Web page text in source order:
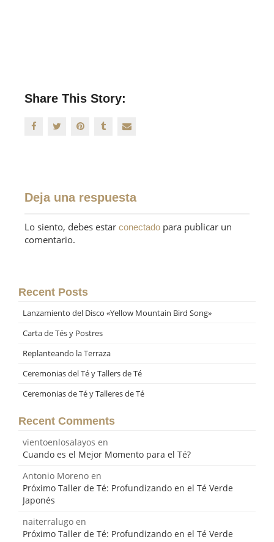
Share This Story:
Deja una respuesta
Lo siento, debes estar conectado para publicar un
comentario.
Recent Posts
Lanzamiento del Disco «Yellow Mountain Bird Song»
Carta de Tés y Postres
Replanteando la Terraza
Ceremonias del Té y Tallers de Té
Ceremonias de Té y Talleres de Té
Recent Comments
vientoenlosalayos en
Cuando es el Mejor Momento para el Té?
Antonio Moreno en
Próximo Taller de Té: Profundizando en el Té Verde
Japonés
naiterralugo en
Próximo Taller de Té: Profundizando en el Té Verde